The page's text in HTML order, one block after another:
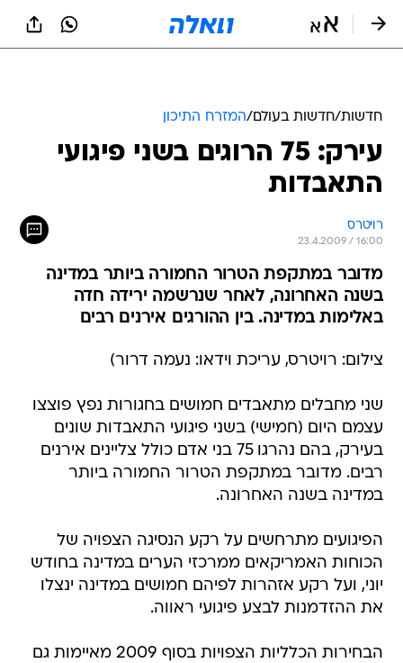
חדשות/חדשות בעולם/המזרח התיכון
עירק: 75 הרוגים בשני פיגועי
התאבדות
רויטרס
23.4.2009 / 16:00
מדובר במתקפת הטרור החמורה ביותר במדינה
בשנה האחרונה, לאחר שנרשמה ירידה חדה
באלימות במדינה. בין ההורגים אירנים רבים
צילום: רויטרס, עריכת וידאו: נעמה דרור)
שני מחבלים מתאבדים חמושים בחגורות נפץ פוצצו
עצמם היום (חמישי) בשני פיגועי התאבדות שונים
בעירק, בהם נהרגו 75 בני אדם כולל צליינים אירנים
רבים. מדובר במתקפת הטרור החמורה ביותר
במדינה בשנה האחרונה.
הפיגועים מתרחשים על רקע הנסיגה הצפויה של
הכוחות האמריקאים ממרכזי הערים במדינה בחודש
יוני, ועל רקע אזהרות לפיהם חמושים במדינה ינצלו
את ההזדמנות לבצע פיגועי ראווה.
הבחירות הכלליות הצפויות בסוף 2009 מאיימות גם